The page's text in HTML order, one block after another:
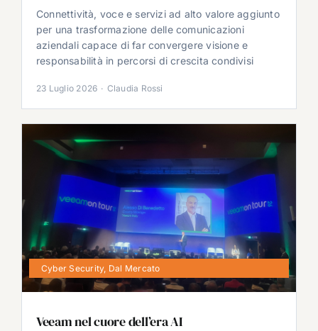
Connettività, voce e servizi ad alto valore aggiunto
per una trasformazione delle comunicazioni
aziendali capace di far convergere visione e
responsabilità in percorsi di crescita condivisi
23 Luglio 2026 · Claudia Rossi
Cyber Security, Dal Mercato
Veeam nel cuore dell’era AI